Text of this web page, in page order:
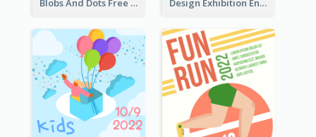
Blobs And Dots Free Giveaway Flyer Design Exhibition Entry Flyer